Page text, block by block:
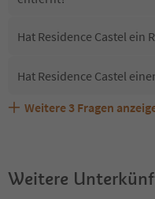
Hat Residence Castel ein
Hat Residence Castel
Sind Haustiere in der
Welche Services bietet
Erhalten die Gäste von Residence
Weitere 3 Fragen
Weitere